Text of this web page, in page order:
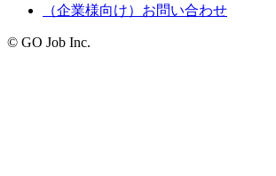
（企業様向け）お問い合わせ
© GO Job Inc.